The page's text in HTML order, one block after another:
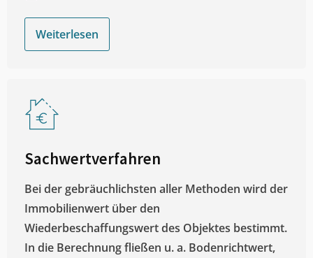
Weiterlesen
Sachwertverfahren
Bei der gebräuchlichsten aller Methoden wird der
Immobilienwert über den
Wiederbeschaffungswert des Objektes bestimmt.
In die Berechnung fließen u. a. Bodenrichtwert,